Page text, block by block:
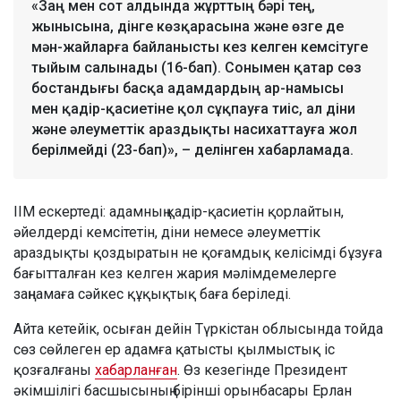
«Заң мен сот алдында жұрттың бәрі тең,
жынысына, дінге көзқарасына және өзге де
мән-жайларға байланысты кез келген кемсітуге
тыйым салынады (16-бап). Сонымен қатар сөз
бостандығы басқа адамдардың ар-намысы
мен қадір-қасиетіне қол сұқпауға тиіс, ал діни
және әлеуметтік араздықты насихаттауға жол
берілмейді (23-бап)», – делінген хабарламада.
ІІМ ескертеді: адамның қадір-қасиетін қорлайтын,
әйелдерді кемсітетін, діни немесе әлеуметтік
араздықты қоздыратын не қоғамдық келісімді бұзуға
бағытталған кез келген жария мәлімдемелерге
заңнамаға сәйкес құқықтық баға беріледі.
Айта кетейік, осыған дейін Түркістан облысында тойда
сөз сөйлеген ер адамға қатысты қылмыстық іс
қозғалғаны хабарланған. Өз кезегінде Президент
әкімшілігі басшысының бірінші орынбасары Ерлан